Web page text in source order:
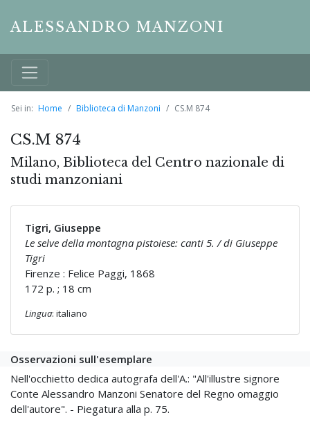
ALESSANDRO MANZONI
Sei in: Home Biblioteca di Manzoni CS.M 874
CS.M 874
Milano, Biblioteca del Centro nazionale di
studi manzoniani
Tigri, Giuseppe
Le selve della montagna pistoiese: canti 5. / di Giuseppe
Tigri
Firenze : Felice Paggi, 1868
172 p. ; 18 cm
Lingua: italiano
Osservazioni sull'esemplare
Nell'occhietto dedica autografa dell'A.: "All'illustre signore
Conte Alessandro Manzoni Senatore del Regno omaggio
dell'autore". - Piegatura alla p. 75.